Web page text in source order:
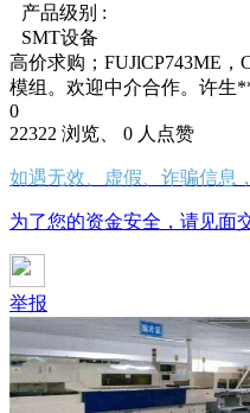
产品级别 :
SMT设备
高价求购；FUJlCP743ME
模组。欢迎中介合作。许生
0
22322 浏览、 0 人点赞
如遇无效、虚假、诈骗信息
为了您的资金安全，请见面
举报